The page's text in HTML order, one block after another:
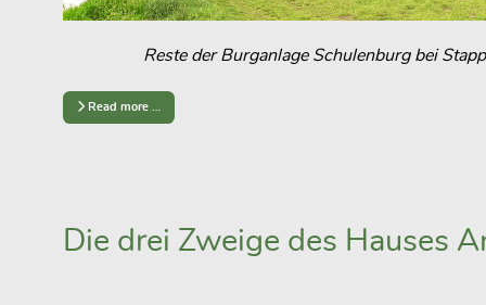
Reste der Burganlage Schulenburg bei
Read more …
Die drei Zweige des Hauses